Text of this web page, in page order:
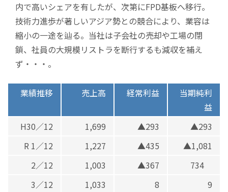
内で高いシェアを有したが、次第にFPD基板へ移行。
技術力進歩が著しいアジア勢との競合により、業容は
縮小の一途を辿る。当社は子会社の売却や工場の閉
鎖、社員の大規模リストラを断行するも減収を補え
ず・・・。
業績推移 売上高 経常利益
当期純利
益
H30／12
1,699 ▲293
▲293
R 1／12
1,227 ▲435
▲1,081
2／12
1,003 ▲367
734
3／12
1,033 8
9